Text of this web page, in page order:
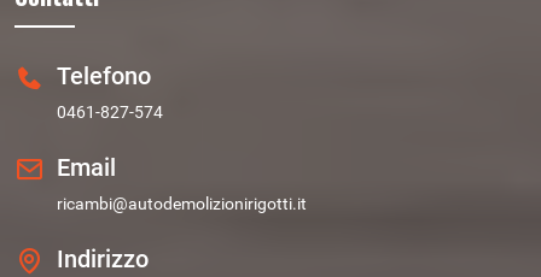
Telefono
0461-827-574
Email
ricambi@autodemolizionirigotti.it
Indirizzo